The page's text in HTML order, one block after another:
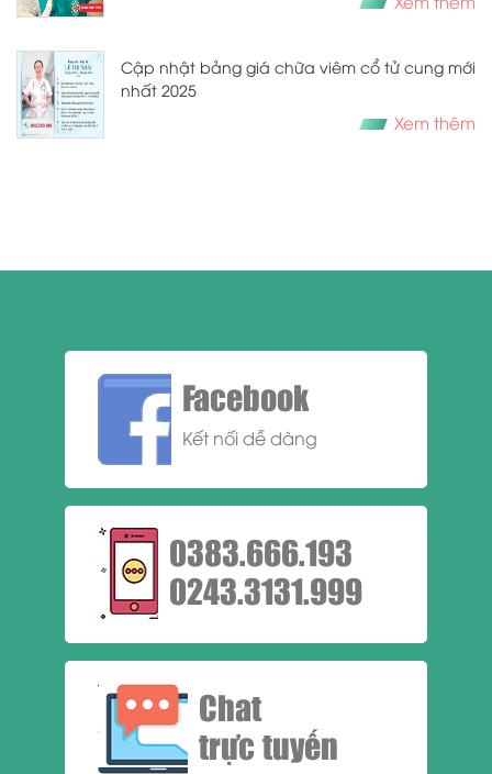
Cập nhật bảng giá chữa viêm cổ tử cung mới
nhất 2025
Xem thêm
Facebook
Kết nối dễ dàng
0383.666.193
0243.3131.999
Chat
trực tuyến